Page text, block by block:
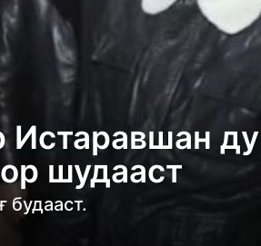
Истаравшан
шудааст
будааст.